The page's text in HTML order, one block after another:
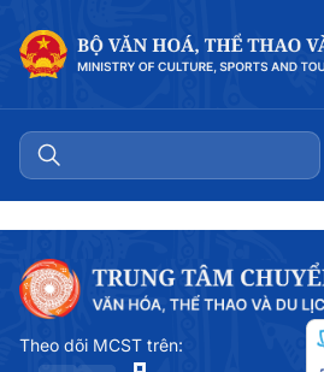
Theo dõi MCST trên: